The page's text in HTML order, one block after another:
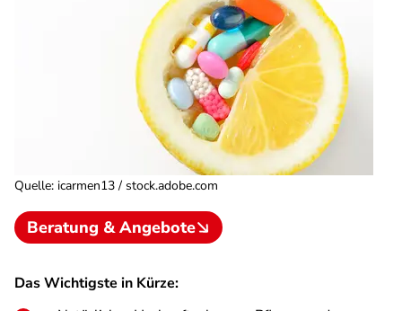
Quelle: icarmen13 / stock.adobe.com
Beratung & Angebote
Das Wichtigste in Kürze: